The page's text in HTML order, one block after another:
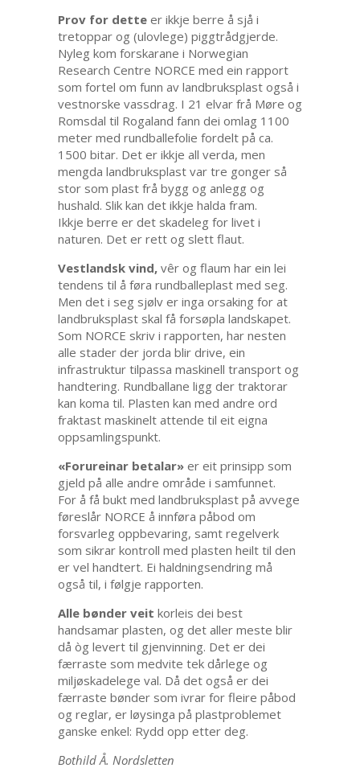
Prov for dette er ikkje berre å sjå i
tretoppar og (ulovlege) piggtrådgjerde.
Nyleg kom forskarane i Norwegian
Research Centre NORCE med ein rapport
som fortel om funn av landbruksplast også i
vestnorske vassdrag. I 21 elvar frå Møre og
Romsdal til Rogaland fann dei omlag 1100
meter med rundballefolie fordelt på ca.
1500 bitar. Det er ikkje all verda, men
mengda landbruksplast var tre gonger så
stor som plast frå bygg og anlegg og
hushald. Slik kan det ikkje halda fram.
Ikkje berre er det skadeleg for livet i
naturen. Det er rett og slett flaut.
Vestlandsk vind, vêr og flaum har ein lei
tendens til å føra rundballeplast med seg.
Men det i seg sjølv er inga orsaking for at
landbruksplast skal få forsøpla landskapet.
Som NORCE skriv i rapporten, har nesten
alle stader der jorda blir drive, ein
infrastruktur tilpassa maskinell transport og
handtering. Rundballane ligg der traktorar
kan koma til. Plasten kan med andre ord
fraktast maskinelt attende til eit eigna
oppsamlingspunkt.
«Forureinar betalar» er eit prinsipp som
gjeld på alle andre område i samfunnet.
For å få bukt med landbruksplast på avvege
føreslår NORCE å innføra påbod om
forsvarleg oppbevaring, samt regelverk
som sikrar kontroll med plasten heilt til den
er vel handtert. Ei haldningsendring må
også til, i følgje rapporten.
Alle bønder veit korleis dei best
handsamar plasten, og det aller meste blir
då òg levert til gjenvinning. Det er dei
færraste som medvite tek dårlege og
miljøskadelege val. Då det også er dei
færraste bønder som ivrar for fleire påbod
og reglar, er løysinga på plastproblemet
ganske enkel: Rydd opp etter deg.
Bothild Å. Nordsletten